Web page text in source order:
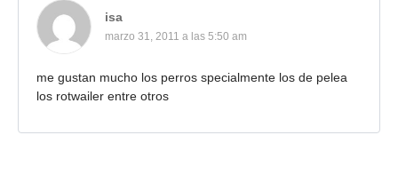
isa
marzo 31, 2011 a las 5:50 am
me gustan mucho los perros specialmente los de pelea
los rotwailer entre otros